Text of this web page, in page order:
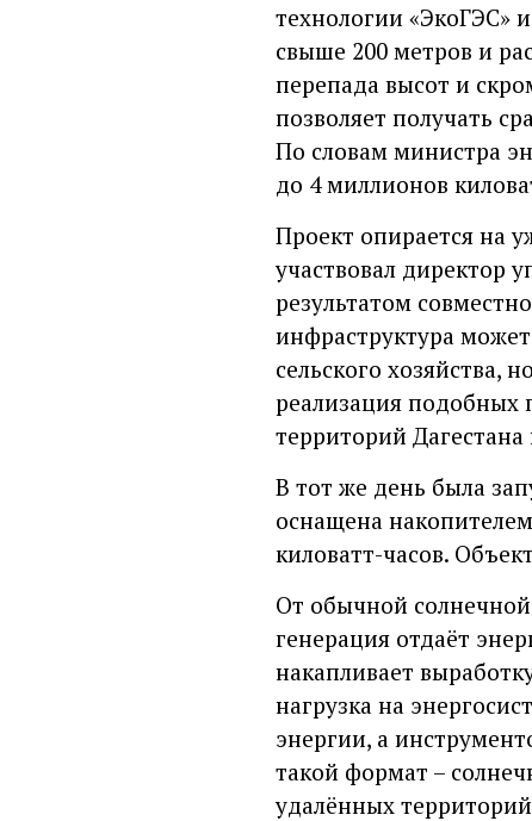
технологии «ЭкоГЭС»
свыше 200 метров и
перепада высот и
позволяет получать
По словам министра
до 4 миллионов
Проект опирается на
участвовал директор
результатом
инфраструктура
сельского хозяйства,
реализация подобных
территорий
В тот же день была
оснащена
киловатт-часов.
От обычной
генерация отдаёт
накапливает
нагрузка на
энергии, а
такой формат –
удалённых